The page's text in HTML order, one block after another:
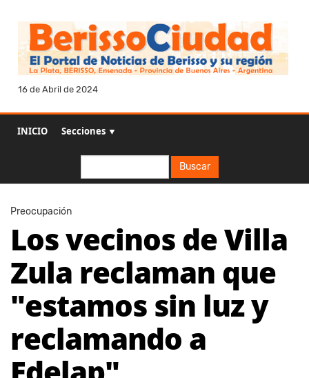
16 de Abril de 2024
INICIO Secciones ▼
Buscar
Preocupación
Los vecinos de Villa
Zula reclaman que
"estamos sin luz y
reclamando a